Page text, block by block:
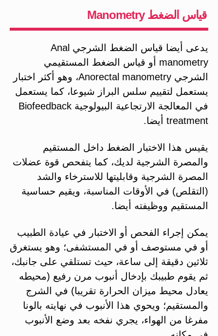
قياس الضغط Manometry
يدعى أيضا قياس الضغط الشرجي Anal
manometry أو قياس الضغط المستقيمي
الشرجي Anorectal manometry، وهو أكثر اختبار
يستعمل لتقييم سلس البراز شيوعا، كما يستعمل
في المعالجة الارتجاعية البيولوجية Biofeedback
treatment أيضا.
يقيس هذا الاختبار الضغط داخل المستقيم
والمصرة الشرجية لديك، كما يتفحص قوة عضلات
المصرة الشرجية وقابليتها للاسترخاء والشد
(التقلص) في الأوقات المناسبة، ويقيم حساسية
المستقيم ووظيفته أيضا.
يمكن إجراء الفحص أو الاختبار في عيادة الطبيب
أو في مستوصف أو في المستشفى؛ وهو يستغرق
ثلاثين دقيقة إلى ساعة، حيث تستلقي على جانبك،
ثم يقوم طبيبك بإدخال أنبوب مرن رفيع (محيطه
يعادل محيط ميزان الحرارة تقريبا) في الشرج
والمستقيم؛ ويحوي هذا الأنبوب في نهايته بالونا
مفرغا من الهواء، يجري نفخه بعد وضع الأنبوب